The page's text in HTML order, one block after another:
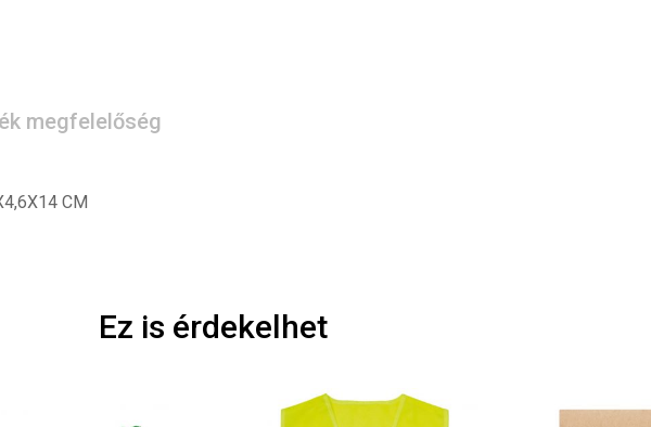
megfelelőség
CM
Ez is érdekelhet